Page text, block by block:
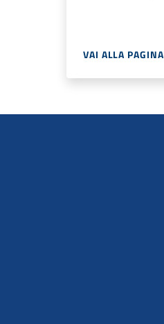
VAI ALLA PAGINA